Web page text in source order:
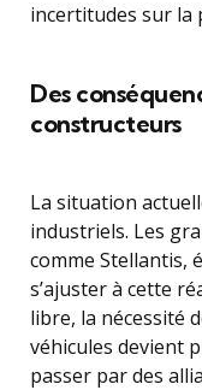
incertitudes sur la
Des
constructeurs
La situation
industriels. Les
comme Stellantis,
s’ajuster à cette
libre, la nécessité
véhicules devient
passer par des